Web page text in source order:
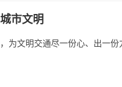
市文明
为文明交通尽一份心、出一份